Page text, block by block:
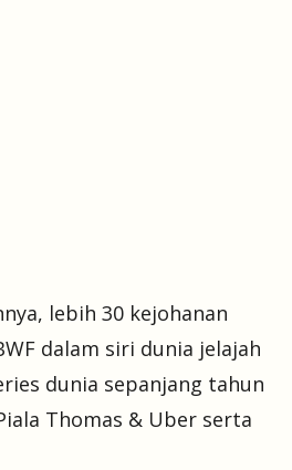
lebih 30 kejohanan
dalam siri dunia jelajah
dunia sepanjang tahun
Thomas & Uber serta